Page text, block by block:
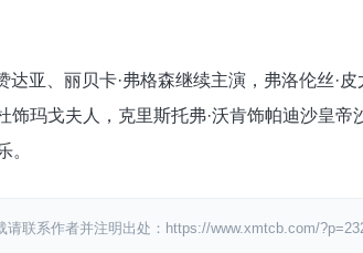
亚、丽贝卡·弗格森继续主演，弗洛伦丝·皮
饰玛戈夫人，克里斯托弗·沃肯饰帕迪沙皇帝
。
联系作者并注明出处：https://www.xmtcb.com/